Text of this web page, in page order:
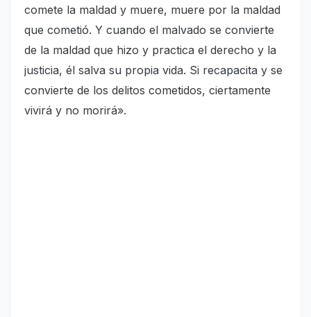
comete la maldad y muere, muere por la maldad
que cometió. Y cuando el malvado se convierte
de la maldad que hizo y practica el derecho y la
justicia, él salva su propia vida. Si recapacita y se
convierte de los delitos cometidos, ciertamente
vivirá y no morirá».